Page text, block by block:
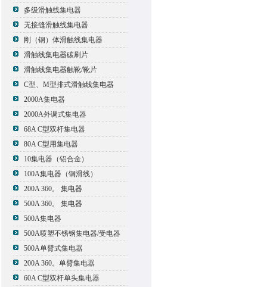
多级滑触线集电器
无接缝滑触线集电器
刚（钢）体滑触线集电器
滑触线集电器碳刷片
滑触线集电器触靴/靴片
C型、M型排式滑触线集电器
2000A集电器
2000A外调式集电器
68A C型双杆集电器
80A C型用集电器
10集电器（铝合金）
100A集电器（铜滑线）
200A 360。 集电器
500A 360。 集电器
500A集电器
500A喷塑不锈钢集电器/受电器
500A单臂式集电器
200A 360。单臂集电器
60A C型双杆单头集电器